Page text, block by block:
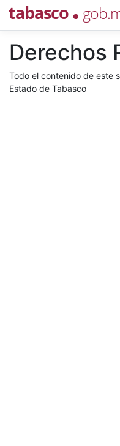
tabasco
Derechos
Todo el contenido de este
Estado de Tabasco